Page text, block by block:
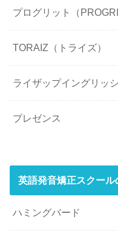
プログリット（
TORAIZ（トライズ）
ライザップイングリッ
プレゼンス
英語発音矯正スクール
ハミングバード